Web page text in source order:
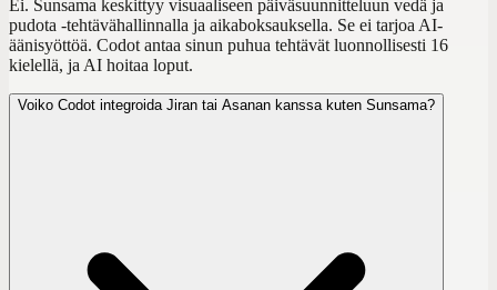
Ei. Sunsama keskittyy visuaaliseen päiväsuunnitteluun vedä ja
pudota -tehtävähallinnalla ja aikaboksauksella. Se ei tarjoa AI-
äänisyöttöä. Codot antaa sinun puhua tehtävät luonnollisesti 16
kielellä, ja AI hoitaa loput.
Voiko Codot integroida Jiran tai Asanan kanssa kuten Sunsama?